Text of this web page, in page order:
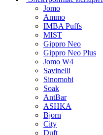
Jomo
Ammo
IMBA Puffs
MIST
Gippro Neo
Gippro Neo Plus
Jomo W4
Savinelli
Sinomobi
Soak
AntBar
ASHKA
Bjorn
City
Duft